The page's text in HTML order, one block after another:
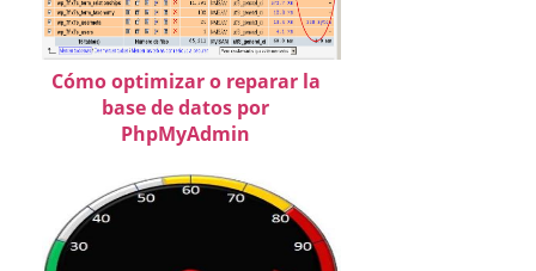
Cómo optimizar o reparar la
base de datos por
PhpMyAdmin